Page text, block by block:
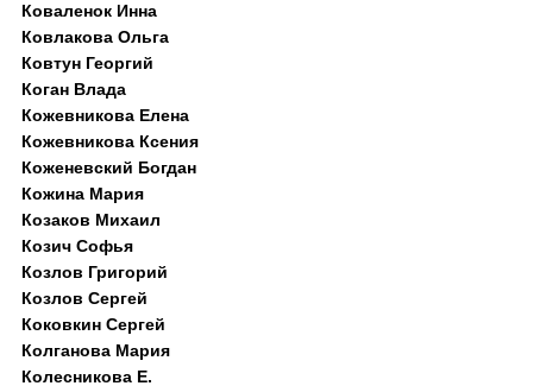
Коваленок Инна
Ковлакова Ольга
Ковтун Георгий
Коган Влада
Кожевникова Елена
Кожевникова Ксения
Коженевский Богдан
Кожина Мария
Козаков Михаил
Козич Софья
Козлов Григорий
Козлов Сергей
Коковкин Сергей
Колганова Мария
Колесникова Е.